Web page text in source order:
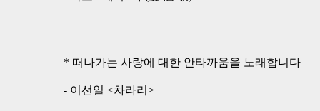
* 떠나가는 사랑에 대한 안타까움을 노래합니다
- 이선일 <차라리>